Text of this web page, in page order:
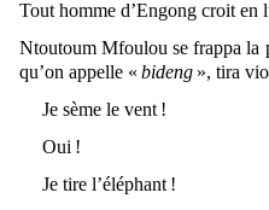
Tout homme d’Engong croit
Ntoutoum Mfoulou se frappa la
qu’on appelle « bideng », tira
Je sème le vent !
Oui !
Je tire l’éléphant !